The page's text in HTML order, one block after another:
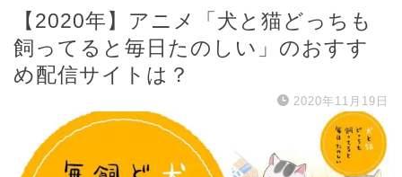
【2020年】アニメ「犬と猫どっちも
飼ってると毎日たのしい」のおすす
め配信サイトは？
2020年11月19日